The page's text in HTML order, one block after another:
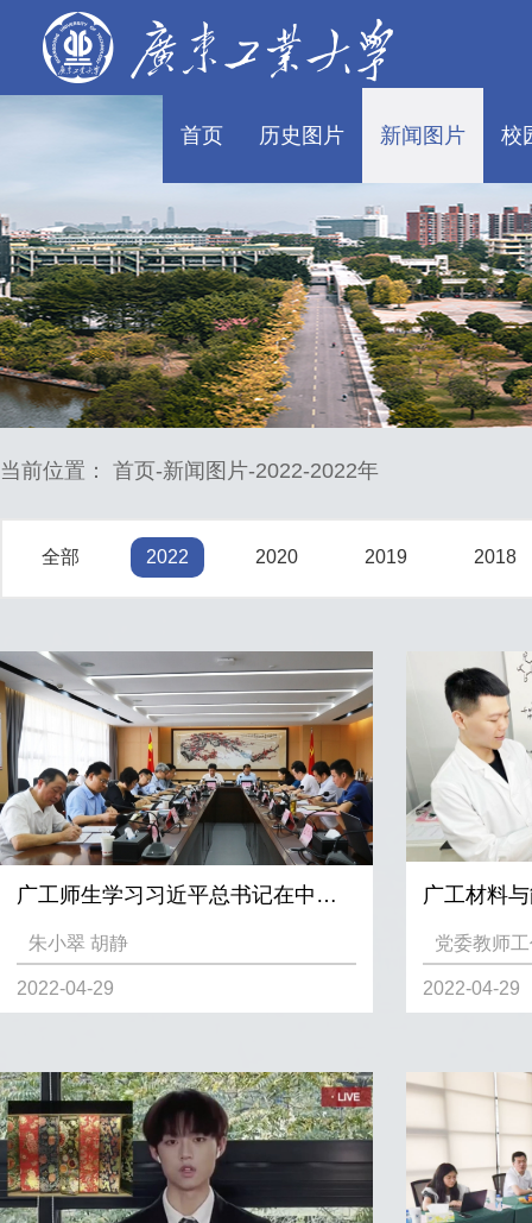
首页 历史图片 新闻图片 校
当前位置： 首页 新闻图片 2022 2022年
全部 2022 2020 2019 2018
广工师生学习习近平总书记在中国人民大学考察时的重要讲话精神
朱小翠 胡静
2022-04-29
党委教师
2022-04-29